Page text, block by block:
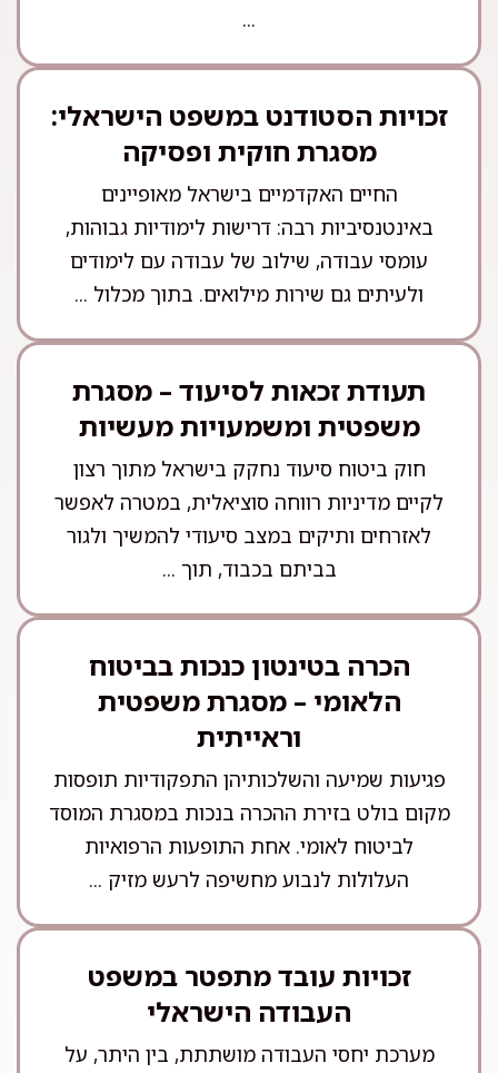
...
זכויות הסטודנט במשפט הישראלי:
מסגרת חוקית ופסיקה
החיים האקדמיים בישראל מאופיינים
באינטנסיביות רבה: דרישות לימודיות גבוהות,
עומסי עבודה, שילוב של עבודה עם לימודים
ולעיתים גם שירות מילואים. בתוך מכלול ...
תעודת זכאות לסיעוד – מסגרת
משפטית ומשמעויות מעשיות
חוק ביטוח סיעוד נחקק בישראל מתוך רצון
לקיים מדיניות רווחה סוציאלית, במטרה לאפשר
לאזרחים ותיקים במצב סיעודי להמשיך ולגור
בביתם בכבוד, תוך ...
הכרה בטינטון כנכות בביטוח
הלאומי – מסגרת משפטית
וראייתית
פגיעות שמיעה והשלכותיהן התפקודיות תופסות
מקום בולט בזירת ההכרה בנכות במסגרת המוסד
לביטוח לאומי. אחת התופעות הרפואיות
העלולות לנבוע מחשיפה לרעש מזיק ...
זכויות עובד מתפטר במשפט
העבודה הישראלי
מערכת יחסי העבודה מושתתת, בין היתר, על